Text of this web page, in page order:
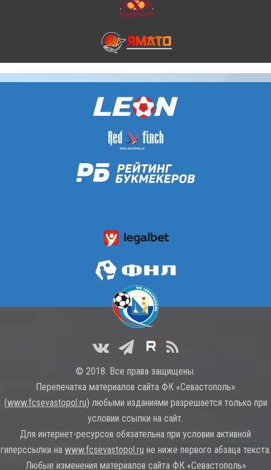
© 2018. Все права защищены.
Перепечатка материалов сайта ФК «Севастополь»
(www.fcsevastopol.ru) любыми изданиями разрешается только при
условии ссылки на сайт.
Для интернет-ресурсов обязательна при условии активной
гиперссылки на www.fcsevastopol.ru не ниже первого абзаца текста.
Любые изменения материалов сайта ФК «Севастополь»